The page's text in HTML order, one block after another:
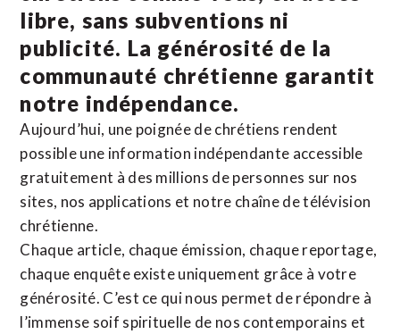
libre, sans subventions ni
publicité. La générosité de la
communauté chrétienne garantit
notre indépendance.
Aujourd’hui, une poignée de chrétiens rendent
possible une information indépendante accessible
gratuitement à des millions de personnes sur nos
sites, nos applications et notre chaîne de télévision
chrétienne.
Chaque article, chaque émission, chaque reportage,
chaque enquête existe uniquement grâce à votre
générosité. C’est ce qui nous permet de répondre à
l’immense soif spirituelle de nos contemporains et